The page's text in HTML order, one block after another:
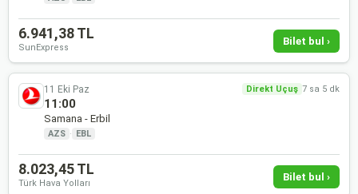
6.941,38 TL
SunExpress
Bilet bul ›
11 Eki Paz Direkt Uçuş 7 sa 5 dk
11:00
Samana - Erbil
AZS · EBL
8.023,45 TL
Türk Hava Yolları
Bilet bul ›